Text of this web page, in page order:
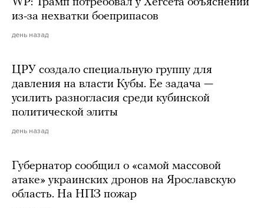
WP: Трамп потребовал у Хегсета объяснений
из-за нехватки боеприпасов
день назад
ЦРУ создало специальную группу для
давления на власти Кубы. Ее задача —
усилить разногласия среди кубинской
политической элиты
день назад
Губернатор сообщил о «самой массовой
атаке» украинских дронов на Ярославскую
область. На НПЗ пожар